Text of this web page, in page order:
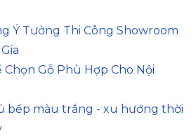
Ý Tưởng Thi Công Showroom
Chọn Gỗ Phù Hợp Cho Nội
bếp màu trắng - xu hướng thời